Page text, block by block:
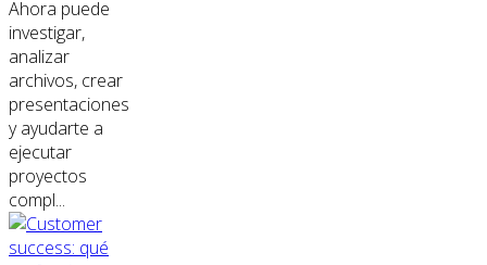
Ahora puede
investigar,
analizar
archivos, crear
presentaciones
y ayudarte a
ejecutar
proyectos
compl...